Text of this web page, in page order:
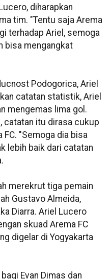
diharapkan
tim. "Tentu saja Arema
terhadap Ariel, semoga
bisa mengangkat
Podogorica, Ariel
catatan statistik, Ariel
mengemas lima gol.
catatan itu dirasa cukup
FC. "Semoga dia bisa
lebih baik dari catatan
merekrut tiga pemain
Gustavo Almeida,
Diarra. Ariel Lucero
skuad Arema FC
digelar di Yogyakarta
Evan Dimas dan